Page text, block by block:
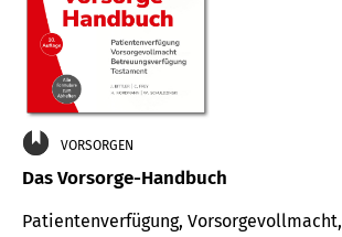
VORSORGEN
Das Vorsorge-Handbuch
Patientenverfügung, Vorsorgevollmacht,